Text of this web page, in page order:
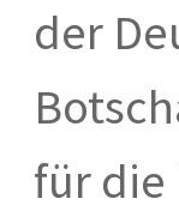
der
für die